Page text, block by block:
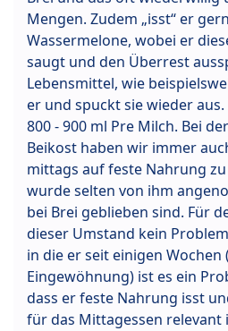
Mengen. Zudem „isst“ er
Wassermelone, wobei er
saugt und den Überrest
Lebensmittel, wie
er und spuckt sie wieder
800 - 900 ml Pre Milch. Bei
Beikost haben wir immer
mittags auf feste Nahrung
wurde selten von ihm
bei Brei geblieben sind. Für
dieser Umstand kein
in die er seit einigen
Eingewöhnung) ist es ein
dass er feste Nahrung isst
für das Mittagessen relevant